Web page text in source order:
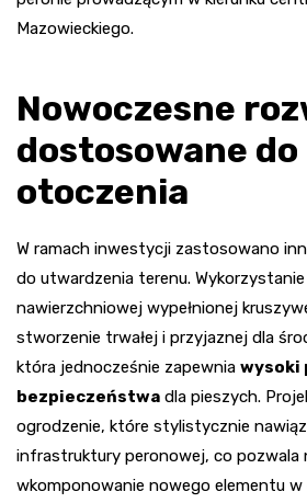
Mazowieckiego.
Nowoczesne
dostosowane do
otoczenia
W ramach inwestycji zastosowano
do utwardzenia terenu.
nawierzchniowej wypełnionej
stworzenie trwałej i przyjaznej dla
która jednocześnie zapewnia wysoki
bezpieczeństwa dla pieszych.
ogrodzenie, które stylistycznie
infrastruktury peronowej, co pozwala
wkomponowanie nowego elementu w